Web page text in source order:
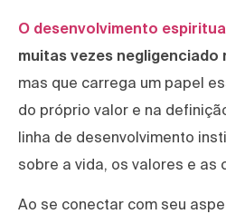
O desenvolvimento
muitas vezes
mas que carrega um papel
do próprio valor e na
linha de desenvolvimento
sobre a vida, os valores e as
Ao se conectar com seu